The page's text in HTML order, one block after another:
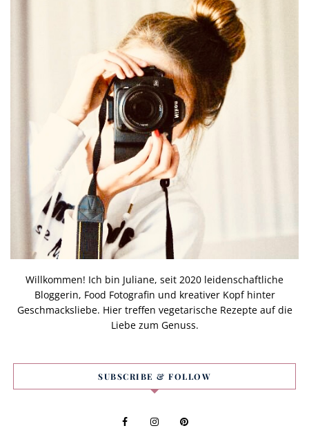
Willkommen! Ich bin Juliane, seit 2020 leidenschaftliche
Bloggerin, Food Fotografin und kreativer Kopf hinter
Geschmacksliebe. Hier treffen vegetarische Rezepte auf die
Liebe zum Genuss.
SUBSCRIBE & FOLLOW